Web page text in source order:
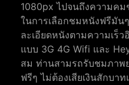
1080px ไปจนถึงความคม
ในการเลือกชมหนังฟรีมัน
ละเอียดหนังตามความเร็
แบบ 3G 4G Wifi และ
สม ท่านสามรถรับชมภาพ
ฟรีๆ ไม่ต้องเสียเงินสักบา